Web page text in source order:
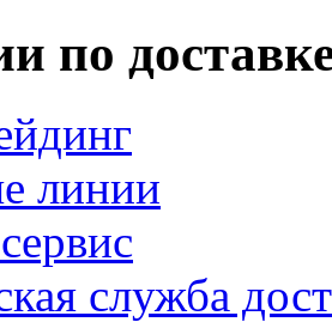
по
линии
служба